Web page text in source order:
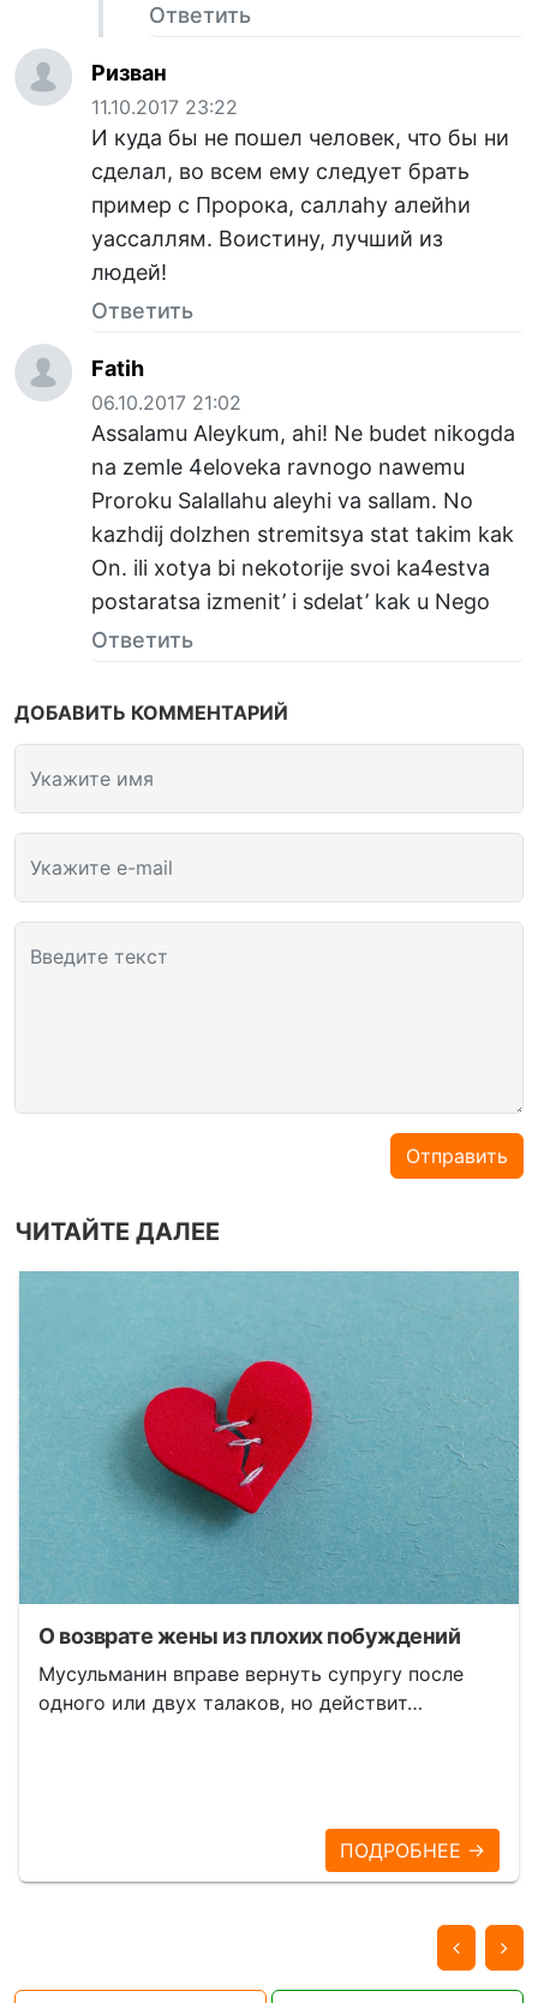
Ответить
Ризван
11.10.2017 23:22
И куда бы не пошел человек, что бы ни
сделал, во всем ему следует брать
пример с Пророка, саллаhу алейhи
уассаллям. Воистину, лучший из
людей!
Ответить
Fatih
06.10.2017 21:02
Assalamu Aleykum, ahi! Ne budet nikogda
na zemle 4eloveka ravnogo nawemu
Proroku Salallahu aleyhi va sallam. No
kazhdij dolzhen stremitsya stat takim kak
On. ili xotya bi nekotorije svoi ka4estva
postaratsa izmenit’ i sdelat’ kak u Nego
Ответить
ДОБАВИТЬ КОММЕНТАРИЙ
Укажите имя
Укажите e-mail
Введите текст
Отправить
ЧИТАЙТЕ ДАЛЕЕ
О возврате жены из плохих побуждений
Мусульманин вправе вернуть супругу после
одного или двух талаков, но действит…
ПОДРОБНЕЕ →